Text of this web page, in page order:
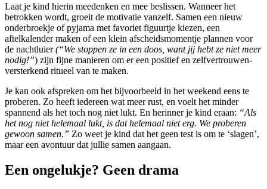
Laat je kind hierin meedenken en mee beslissen. Wanneer het
betrokken wordt, groeit de motivatie vanzelf. Samen een nieuw
onderbroekje of pyjama met favoriet figuurtje kiezen, een
aftelkalender maken of een klein afscheidsmomentje plannen voor
de nachtluier(“We stoppen ze in een doos, want jij hebt ze niet meer
nodig!”) zijn fijne manieren om er een positief en zelfvertrouwen-
versterkend ritueel van te maken.
Je kan ook afspreken om het bijvoorbeeld in het weekend eens te
proberen. Zo heeft iedereen wat meer rust, en voelt het minder
spannend als het toch nog niet lukt. En herinner je kind eraan: “Als
het nog niet helemaal lukt, is dat helemaal niet erg. We proberen
gewoon samen.” Zo weet je kind dat het geen test is om te ‘slagen’,
maar een avontuur dat jullie samen aangaan.
Een ongelukje? Geen drama